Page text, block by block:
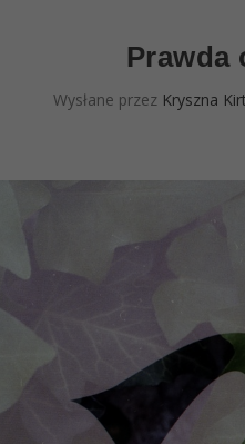
Prawda
Wysłane przez Kryszna